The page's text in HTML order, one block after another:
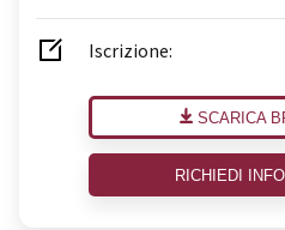
Iscrizione:
SCARICA
RICHIEDI